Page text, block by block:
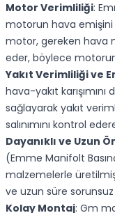
Motor Verimliliği:
motorun hava emişini
motor, gereken hava
eder, böylece motorun
Yakıt Verimliliği ve
hava-yakıt
sağlayarak yakıt
salınımını kontrol
Dayanıklı ve Uzun
(Emme Manifolt
malzemelerle
ve uzun süre sorunsuz
Kolay Montaj: Gm